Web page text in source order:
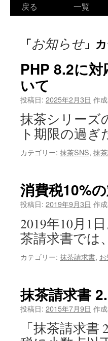
戻る
一覧
「お知らせ」
PHP 8.2に
いて
投稿日: 2025年2月3日 作
抹茶シリーズ
ト期限の過ぎ
カテゴリー: 抹茶SNS, 抹
消費税10%
投稿日: 2019年9月3日 作
2019年10月1
茶請求書では
カテゴリー: 抹茶請求書,
抹茶請求書
投稿日: 2015年7月9日 作
「抹茶請求